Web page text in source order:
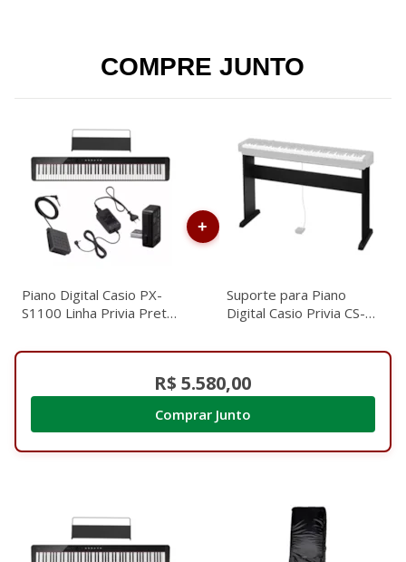
COMPRE JUNTO
Piano Digital Casio PX-
S1100 Linha Privia Preto
Sustain
Suporte para Piano
Digital Casio Privia CS-
R$ 5.580,00